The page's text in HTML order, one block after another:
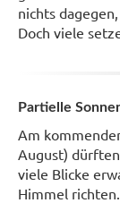
nichts
Doch viele
Partielle
Am
August)
viele Blicke
Himmel